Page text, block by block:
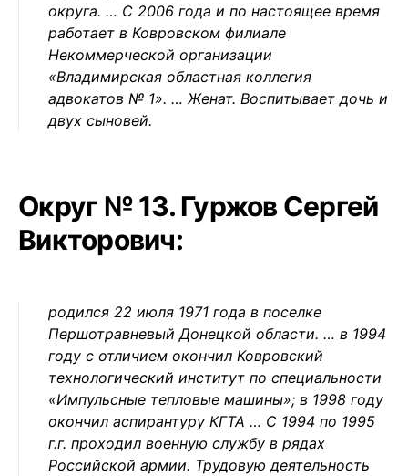
округа. … С 2006 года и по настоящее время
работает в Ковровском филиале
Некоммерческой организации
«Владимирская областная коллегия
адвокатов № 1». … Женат. Воспитывает дочь и
двух сыновей.
Округ № 13. Гуржов Сергей
Викторович:
родился 22 июля 1971 года в поселке
Першотравневый Донецкой области. … в 1994
году с отличием окончил Ковровский
технологический институт по специальности
«Импульсные тепловые машины»; в 1998 году
окончил аспирантуру КГТА … С 1994 по 1995
г.г. проходил военную службу в рядах
Российской армии. Трудовую деятельность